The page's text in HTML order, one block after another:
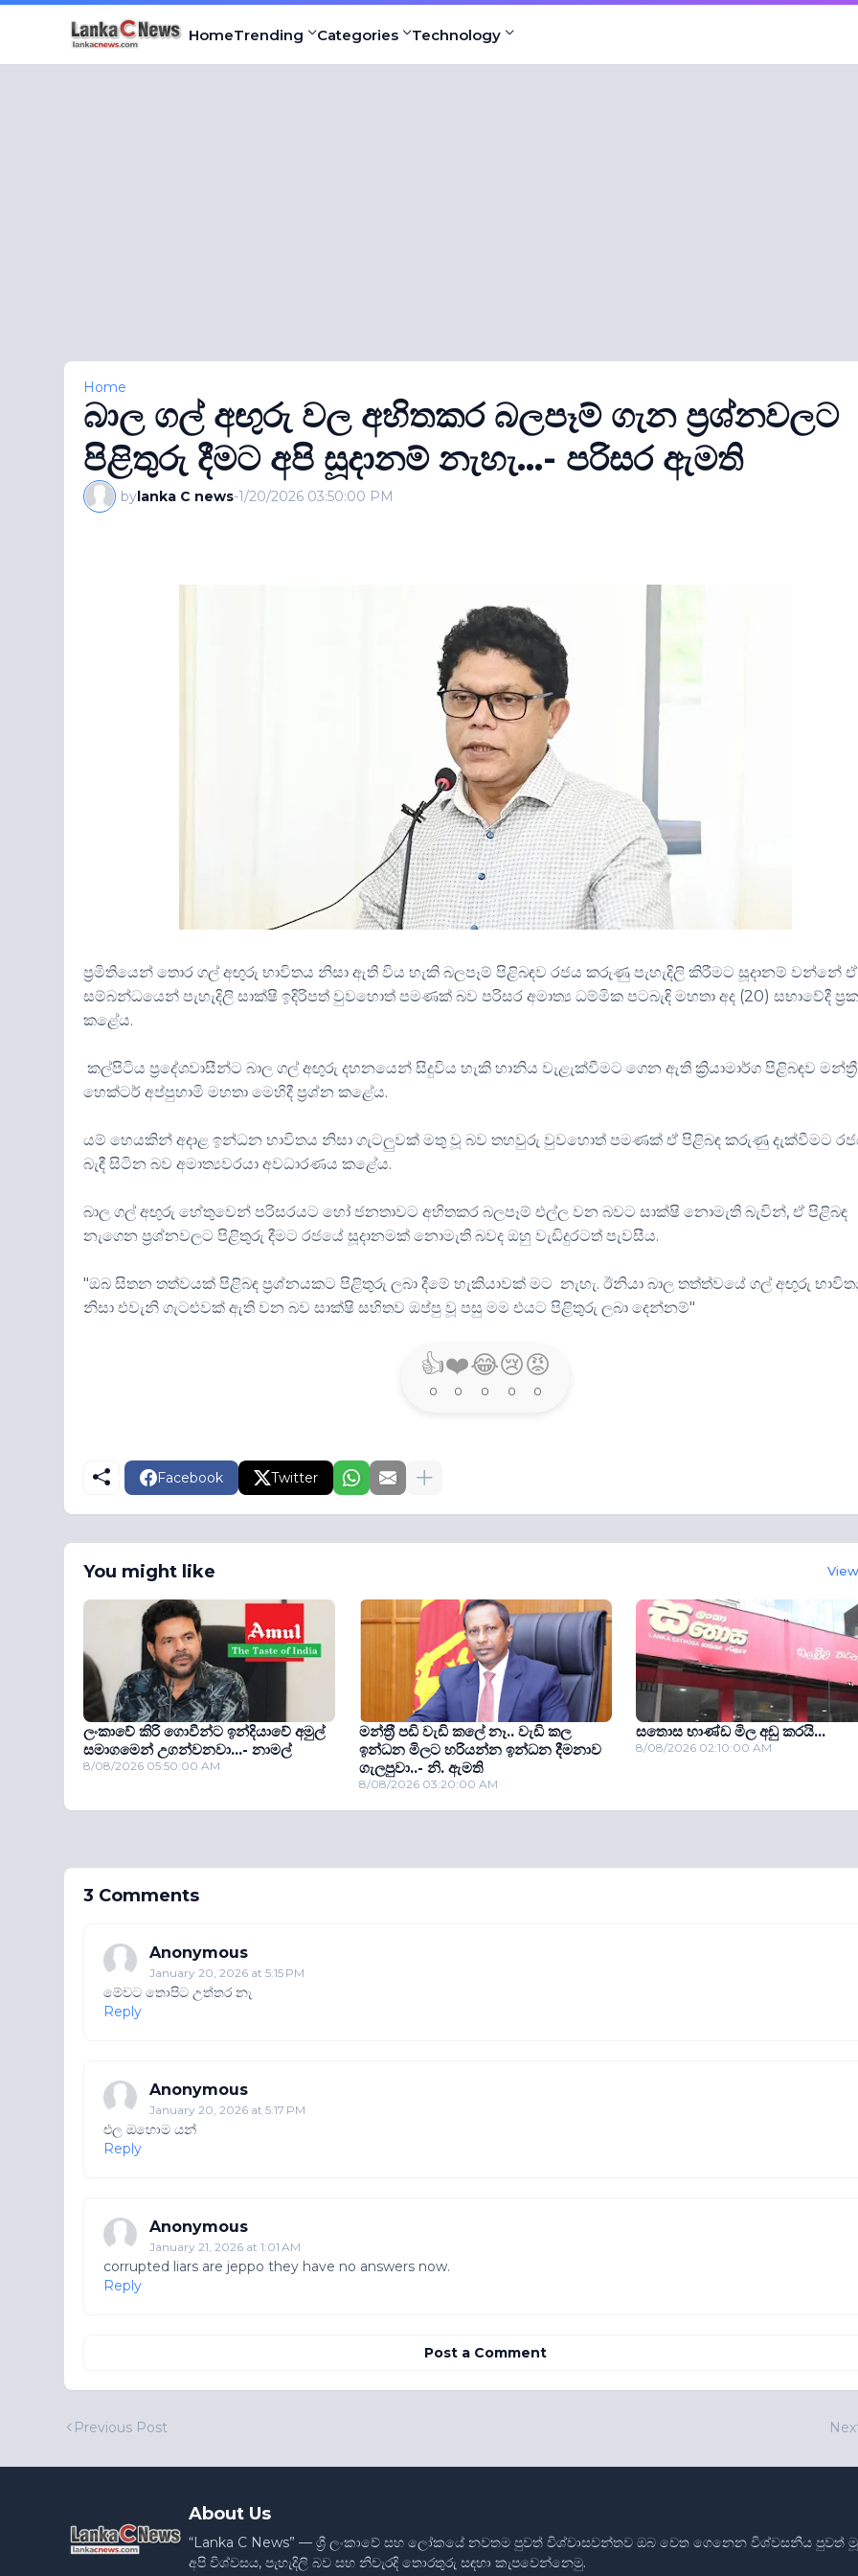
HomeTrending Categories Technology
Home
බාල ගල් අඟුරු වල අහිතකර බලපෑම් ගැන ප්‍රශ්නවලට
පිළිතුරු දීමට අපි සූදානම් නැහැ...- පරිසර ඇමති
bylanka C news-1/20/2026 03:50:00 PM
ප්‍රමිතියෙන් තොර ගල් අඟුරු භාවිතය නිසා ඇති විය හැකි බලපෑම් පිළිබඳව රජය කරුණු පැහැදිලි කිරීමට සූදානම් වන්නේ ඒ
සම්බන්ධයෙන් පැහැදිලි සාක්ෂි ඉදිරිපත් වුවහොත් පමණක් බව පරිසර අමාත්‍ය ධම්මික පටබැඳි මහතා අද (20) සභාවේදී
කළේය.
කල්පිටිය ප්‍රදේශවාසීන්ට බාල ගල් අඟුරු දහනයෙන් සිදුවිය හැකි හානිය වැළැක්වීමට ගෙන ඇති ක්‍රියාමාර්ග පිළිබඳව මන්ත්‍රී
හෙක්ටර් අප්පුහාමි මහතා මෙහිදී ප්‍රශ්න කළේය.
යම් හෙයකින් අදාළ ඉන්ධන භාවිතය නිසා ගැටලුවක් මතු වූ බව තහවුරු වුවහොත් පමණක් ඒ පිළිබඳ කරුණු දැක්වීමට
බැඳී සිටින බව අමාත්‍යවරයා අවධාරණය කළේය.
බාල ගල් අඟුරු හේතුවෙන් පරිසරයට හෝ ජනතාවට අහිතකර බලපෑම් එල්ල වන බවට සාක්ෂි නොමැති බැවින්, ඒ පිළිබඳ
නැගෙන ප්‍රශ්නවලට පිළිතුරු දීමට රජයේ සූදානමක් නොමැති බවද ඔහු වැඩිදුරටත් පැවසීය.
"ඔබ සිතන තත්වයක් පිළිබඳ ප්‍රශ්නයකට පිළිතුරු ලබා දීමේ හැකියාවක් මට නැහැ. ඊනියා බාල තත්ත්වයේ ගල් අඟුරු
නිසා එවැනි ගැටළුවක් ඇති වන බව සාක්ෂි සහිතව ඔප්පු වූ පසු මම එයට පිළිතුරු ලබා දෙන්නම්"
👍
0
❤️
0
😂
0
😢
0
😡
0
Facebook Twitter
You might like
ලංකාවේ කිරි ගොවීන්ට ඉන්දියාවේ අමුල්
සමාගමෙන් උගන්වනවා...- නාමල්
8/08/2026 05:50:00 AM
මන්ත‍්‍රී පඩි වැඩි කලේ නෑ.. වැඩි කල
ඉන්ධන මිලට හරියන්න ඉන්ධන දීමනාව
ගැලපුවා..- නි. ඇමති
8/08/2026 03:20:00 AM
සතොස භාණ්ඩ මිල අඩු කරයි...
8/08/2026 02:10:00 AM
3 Comments
Anonymous
January 20, 2026 at 5:15 PM
මේවට තොපිට උත්තර නැ
Reply
Anonymous
January 20, 2026 at 5:17 PM
එල ඔහොම යන්
Reply
Anonymous
January 21, 2026 at 1:01 AM
corrupted liars are jeppo they have no answers now.
Reply
Post a Comment
Previous Post
About Us
“Lanka C News” — ශ්‍රී ලංකාවේ සහ ලෝකයේ නවතම පුවත් විශ්වාසවන්තව ඔබ වෙත ගෙනෙන විශ්වසනීය පුවත්
අපි විශ්වසය, පැහැදිලි බව සහ නිවැරදි තොරතුරු සඳහා කැපවෙන්නෙමු.